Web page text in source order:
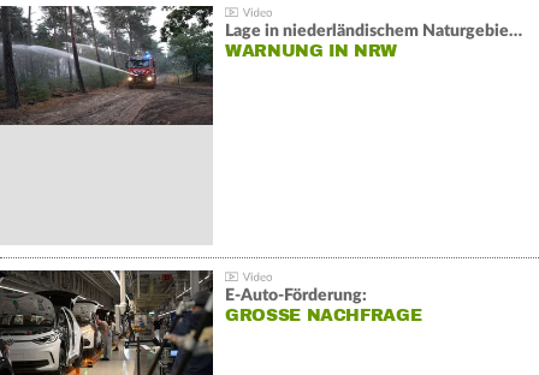
Lage in niederländischem Naturgebiet stabil
WARNUNG IN NRW
E-Auto-Förderung:
GROSSE NACHFRAGE